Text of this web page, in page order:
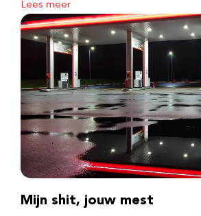
Lees meer
Mijn shit, jouw mest